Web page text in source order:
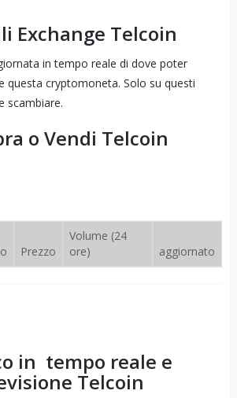
Exchange Telcoin
in tempo reale di dove poter
questa cryptomoneta. Solo su questi
scambiare.
o Vendi Telcoin
Prezzo
Volume (24
ore)
aggiornato
in tempo reale e
Telcoin